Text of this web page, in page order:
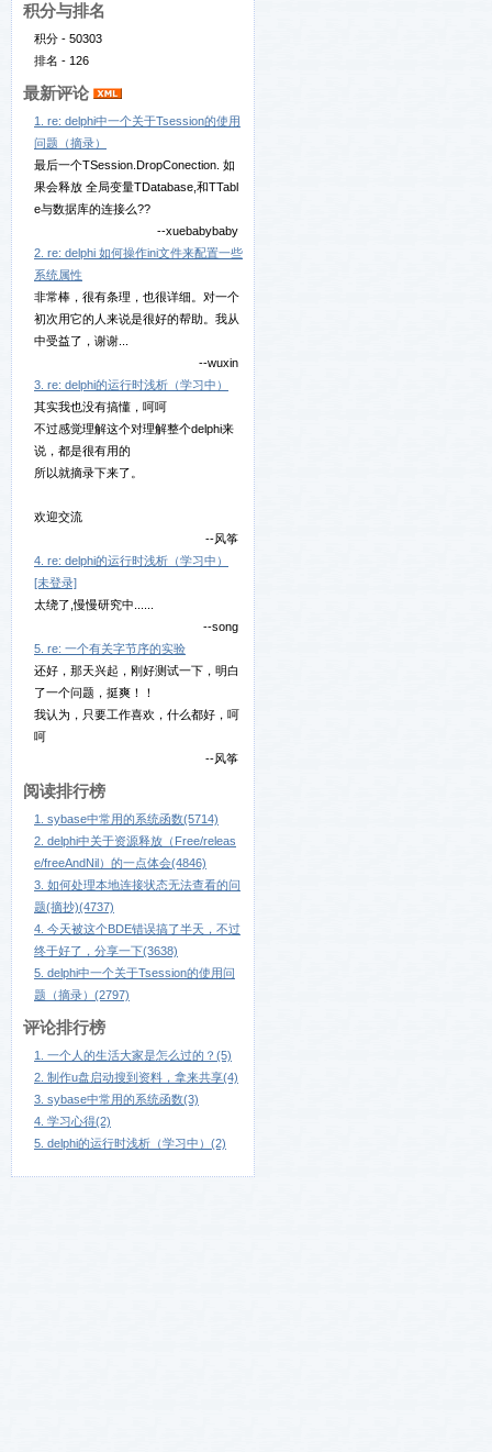
积分与排名
积分 - 50303
排名 - 126
最新评论
1. re: delphi中一个关于Tsession的使用
问题（摘录）
最后一个TSession.DropConection. 如
果会释放 全局变量TDatabase,和TTabl
e与数据库的连接么??
--xuebabybaby
2. re: delphi 如何操作ini文件来配置一些
系统属性
非常棒，很有条理，也很详细。对一个
初次用它的人来说是很好的帮助。我从
中受益了，谢谢...
--wuxin
3. re: delphi的运行时浅析（学习中）
其实我也没有搞懂，呵呵
不过感觉理解这个对理解整个delphi来
说，都是很有用的
所以就摘录下来了。
欢迎交流
--风筝
4. re: delphi的运行时浅析（学习中）
[未登录]
太绕了,慢慢研究中......
--song
5. re: 一个有关字节序的实验
还好，那天兴起，刚好测试一下，明白
了一个问题，挺爽！！
我认为，只要工作喜欢，什么都好，呵
呵
--风筝
阅读排行榜
1. sybase中常用的系统函数(5714)
2. delphi中关于资源释放（Free/releas
e/freeAndNil）的一点体会(4846)
3. 如何处理本地连接状态无法查看的问
题(摘抄)(4737)
4. 今天被这个BDE错误搞了半天，不过
终于好了，分享一下(3638)
5. delphi中一个关于Tsession的使用问
题（摘录）(2797)
评论排行榜
1. 一个人的生活大家是怎么过的？(5)
2. 制作u盘启动搜到资料，拿来共享(4)
3. sybase中常用的系统函数(3)
4. 学习心得(2)
5. delphi的运行时浅析（学习中）(2)